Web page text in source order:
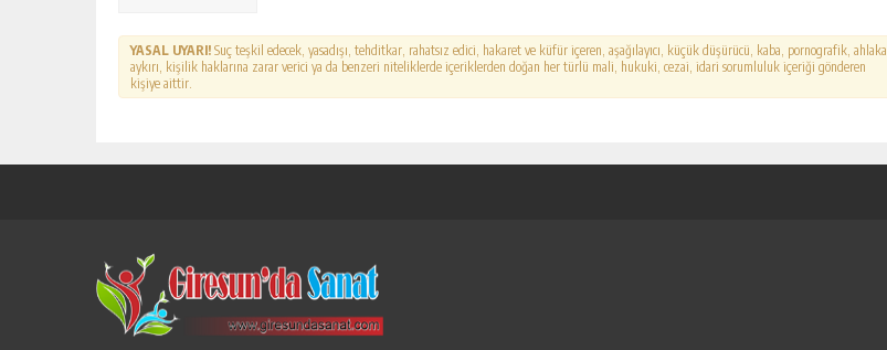
YASAL UYARI! Suç teşkil edecek, yasadışı, tehditkar, rahatsız edici, hakaret ve küfür içeren, aşağılayıcı, küçük düşürücü, kaba, pornografik, ahlaka
aykırı, kişilik haklarına zarar verici ya da benzeri niteliklerde içeriklerden doğan her türlü mali, hukuki, cezai, idari sorumluluk içeriği gönderen
kişiye aittir.